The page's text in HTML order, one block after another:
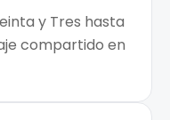
y Tres hasta
compartido en